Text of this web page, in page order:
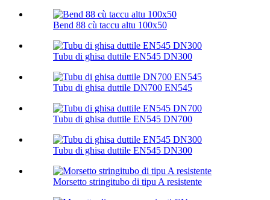
Bend 88 cù taccu altu 100х50
Tubu di ghisa duttile EN545 DN300
Tubu di ghisa duttile DN700 EN545
Tubu di ghisa duttile EN545 DN700
Tubu di ghisa duttile EN545 DN300
Morsetto stringitubo di tipu A resistente